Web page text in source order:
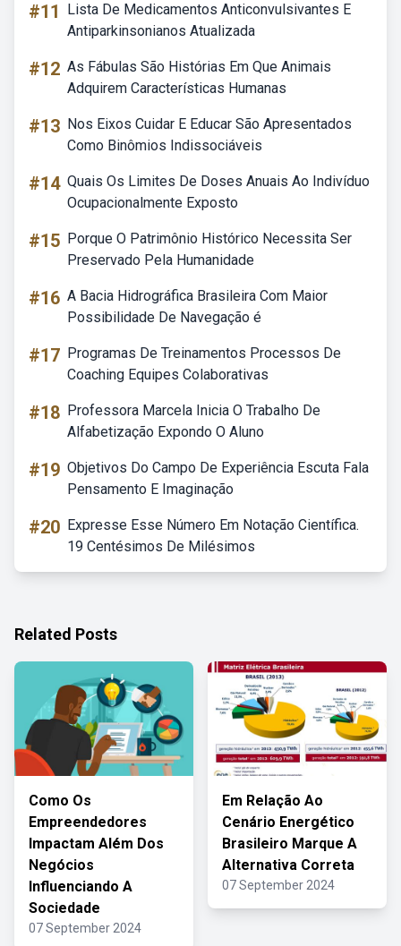
#11
Lista De Medicamentos Anticonvulsivantes E
Antiparkinsonianos Atualizada
#12 As Fábulas São Histórias Em Que Animais
Adquirem Características Humanas
#13 Nos Eixos Cuidar E Educar São Apresentados
Como Binômios Indissociáveis
#14 Quais Os Limites De Doses Anuais Ao Indivíduo
Ocupacionalmente Exposto
#15 Porque O Patrimônio Histórico Necessita Ser
Preservado Pela Humanidade
#16 A Bacia Hidrográfica Brasileira Com Maior
Possibilidade De Navegação é
#17 Programas De Treinamentos Processos De
Coaching Equipes Colaborativas
#18 Professora Marcela Inicia O Trabalho De
Alfabetização Expondo O Aluno
#19 Objetivos Do Campo De Experiência Escuta Fala
Pensamento E Imaginação
#20 Expresse Esse Número Em Notação Científica.
19 Centésimos De Milésimos
Related Posts
Como Os
Empreendedores
Impactam Além Dos
Negócios
Influenciando A
Sociedade
07 September 2024
Em Relação Ao
Cenário Energético
Brasileiro Marque A
Alternativa Correta
07 September 2024